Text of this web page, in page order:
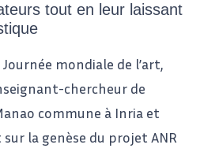
tout en leur laissant
Journée mondiale de l’art,
chercheur de
commune à Inria et
la genèse du projet ANR